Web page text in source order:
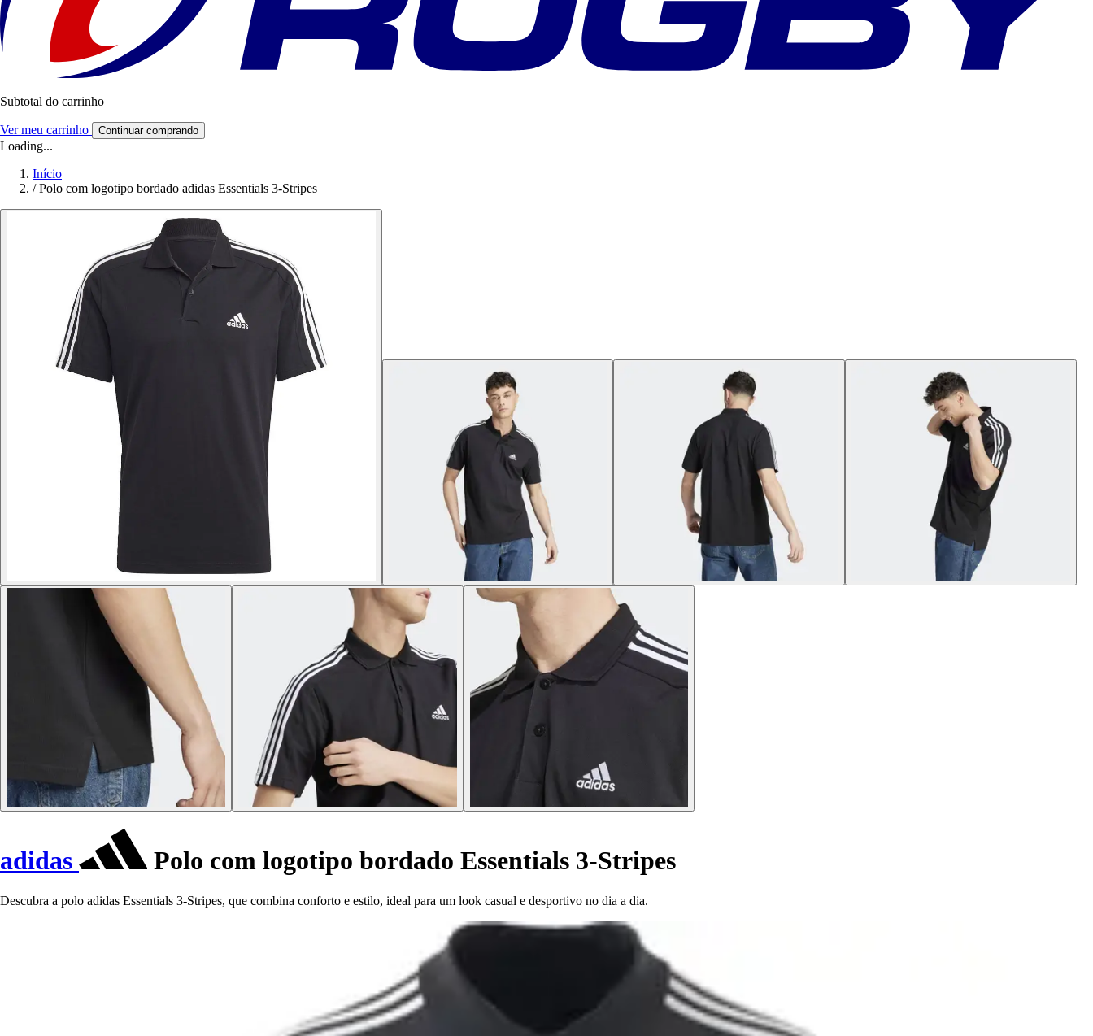
Subtotal do carrinho
Ver meu carrinho Continuar comprando
Loading...
Início
/ Polo com logotipo bordado adidas Essentials 3-Stripes
adidas Polo com logotipo bordado Essentials 3-Stripes
Descubra a polo adidas Essentials 3-Stripes, que combina conforto e estilo, ideal para um look casual e desportivo no dia a dia.